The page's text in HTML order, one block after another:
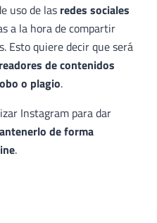
uso de las redes sociales
a la hora de compartir
Esto quiere decir que será
de contenidos
o plagio.
Instagram para dar
de forma
.